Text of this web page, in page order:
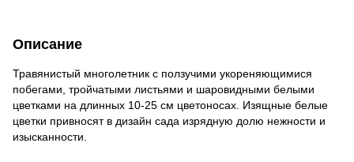
Описание
Травянистый многолетник с ползучими укореняющимися
побегами, тройчатыми листьями и шаровидными белыми
цветками на длинных 10-25 см цветоносах. Изящные белые
цветки привносят в дизайн сада изрядную долю нежности и
изысканности.